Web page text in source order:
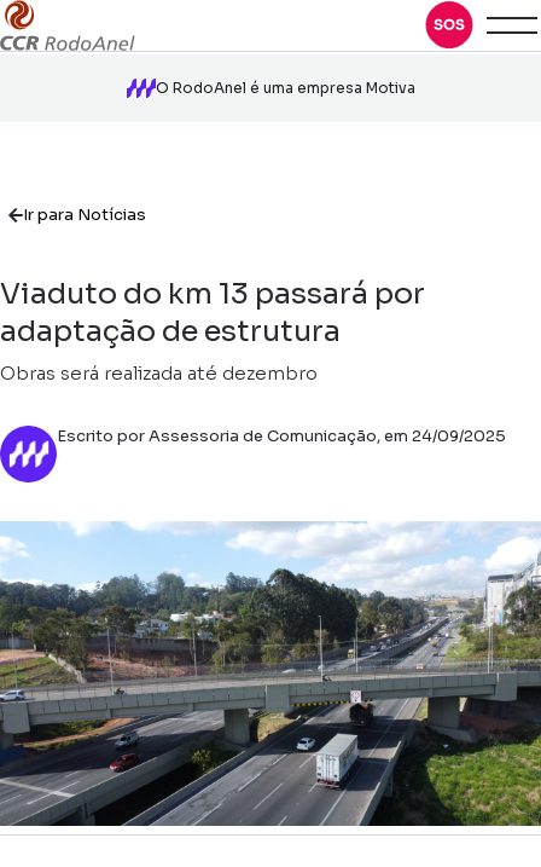
O RodoAnel é uma empresa Motiva
Ir para Notícias
Viaduto do km 13 passará por
adaptação de estrutura
Obras será realizada até dezembro
Escrito por Assessoria de Comunicação, em 24/09/2025